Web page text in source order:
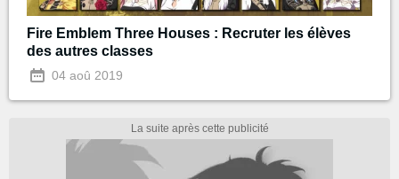
Fire Emblem Three Houses : Recruter les élèves
des autres classes
04 aoû 2019